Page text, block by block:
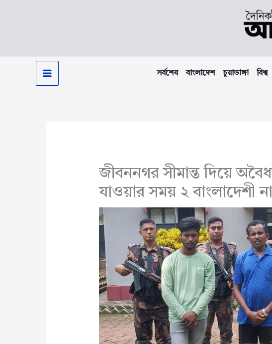
সর্বশেষ বাংলাদেশ চুয়াডাঙ্গা বিশ্ব
জীবননগর সীমান্ত দিয়ে
যাওয়ার সময় ২ বাংলাদেশী